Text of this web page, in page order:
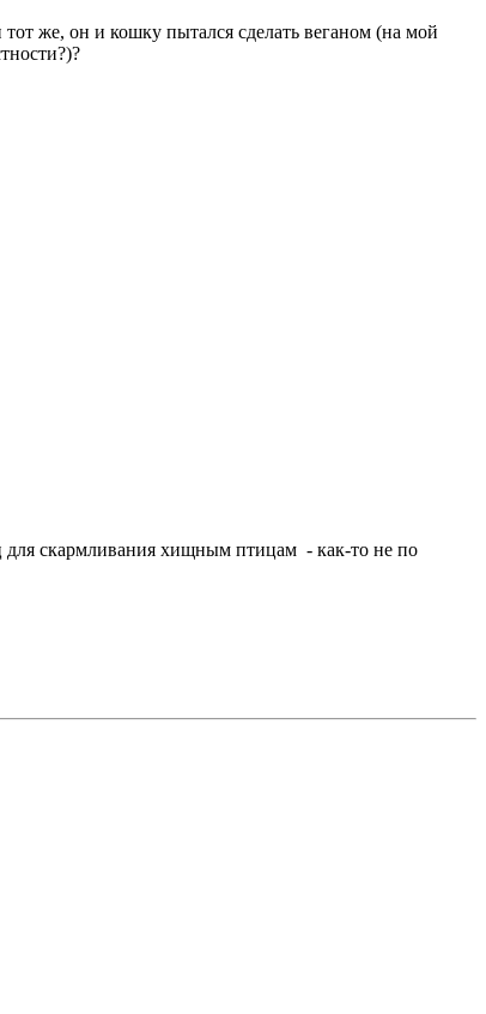
же, он и кошку пытался сделать веганом (на мой
для скармливания хищным птицам - как-то не по